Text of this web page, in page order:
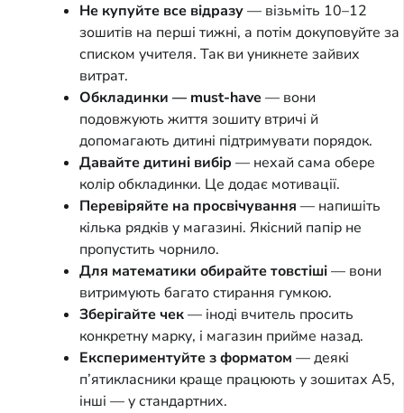
Не купуйте все відразу— візьміть 10–12
зошитів на перші тижні, а потім докуповуйте за
списком учителя. Так ви уникнете зайвих
витрат.
Обкладинки — must-have — вони
подовжують життя зошиту втричі й
допомагають дитині підтримувати порядок.
Давайте дитині вибір — нехай сама обере
колір обкладинки. Це додає мотивації.
Перевіряйте на просвічування — напишіть
кілька рядків у магазині. Якісний папір не
пропустить чорнило.
Для математики обирайте товстіші— вони
витримують багато стирання гумкою.
Зберігайте чек— іноді вчитель просить
конкретну марку, і магазин прийме назад.
Експериментуйте з форматом — деякі
п’ятикласники краще працюють у зошитах А5,
інші — у стандартних.